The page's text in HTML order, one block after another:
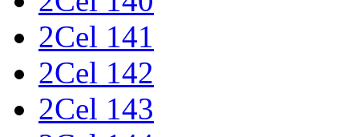
2Cel 141
2Cel 142
2Cel 143